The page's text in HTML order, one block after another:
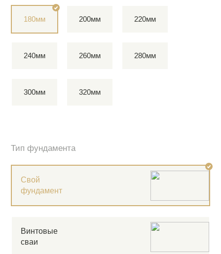
180мм 200мм 220мм
240мм 260мм 280мм
300мм 320мм
Тип фундамента
Свой
фундамент
Винтовые
сваи